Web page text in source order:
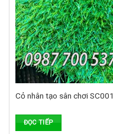
Cỏ nhân tạo sân chơi SC001
ĐỌC TIẾP